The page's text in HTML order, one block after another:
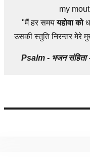
my
"मैं हर समययहोवा को
उसकी स्तुति निरन्तर मेरे
Psalm - भजन संहिता